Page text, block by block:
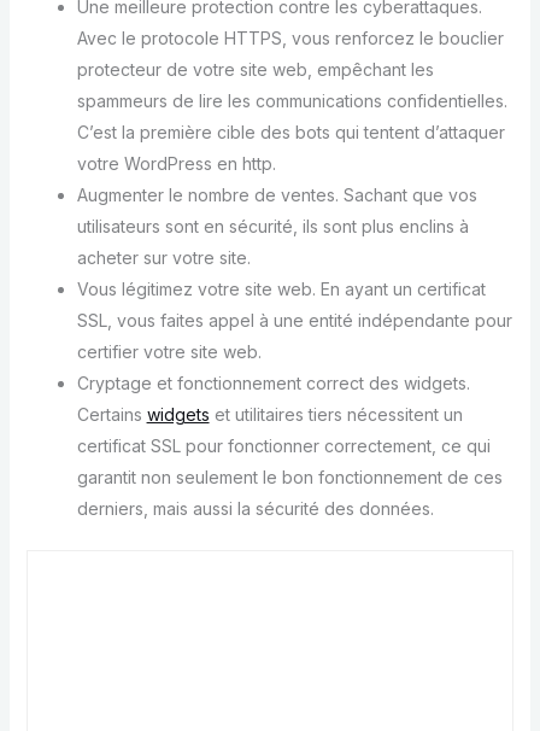
Une meilleure protection contre les cyberattaques.
Avec le protocole HTTPS, vous renforcez le bouclier
protecteur de votre site web, empêchant les
spammeurs de lire les communications confidentielles.
C’est la première cible des bots qui tentent d’attaquer
votre WordPress en http.
Augmenter le nombre de ventes. Sachant que vos
utilisateurs sont en sécurité, ils sont plus enclins à
acheter sur votre site.
Vous légitimez votre site web. En ayant un certificat
SSL, vous faites appel à une entité indépendante pour
certifier votre site web.
Cryptage et fonctionnement correct des widgets.
Certains widgets et utilitaires tiers nécessitent un
certificat SSL pour fonctionner correctement, ce qui
garantit non seulement le bon fonctionnement de ces
derniers, mais aussi la sécurité des données.